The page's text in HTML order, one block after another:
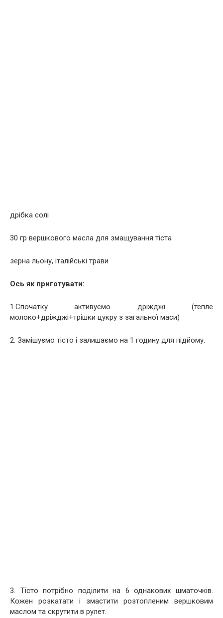
дрібка солі
30 гр вершкового масла для змащування тіста
зерна льону, італійські трави
Ось як приготувати:
1.Спочатку активуємо дріжджі (тепле
молоко+дріжджі+трішки цукру з загальної маси)
2. Замішуємо тісто і залишаємо на 1 годину для підйому.
3. Тісто потрібно поділити на 6 однакових шматочків.
Кожен розкатати і змастити розтопленим вершковим
маслом та скрутити в рулет.